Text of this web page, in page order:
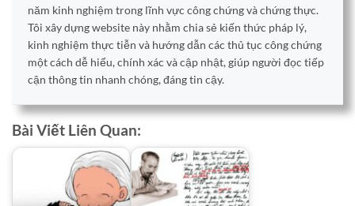
năm kinh nghiệm trong lĩnh vực công chứng và chứng thực.
Tôi xây dựng website này nhằm chia sẻ kiến thức pháp lý,
kinh nghiệm thực tiễn và hướng dẫn các thủ tục công chứng
một cách dễ hiểu, chính xác và cập nhật, giúp người đọc tiếp
cận thông tin nhanh chóng, đáng tin cậy.
Bài Viết Liên Quan: